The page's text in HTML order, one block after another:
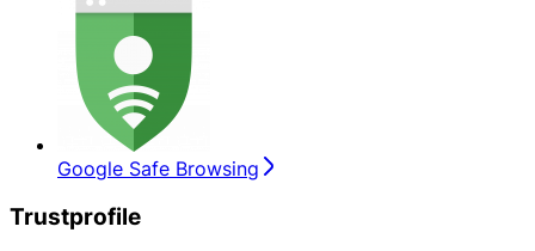
Google Safe Browsing
Trustprofile